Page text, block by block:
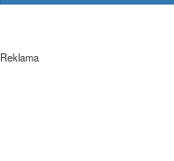
Reklama